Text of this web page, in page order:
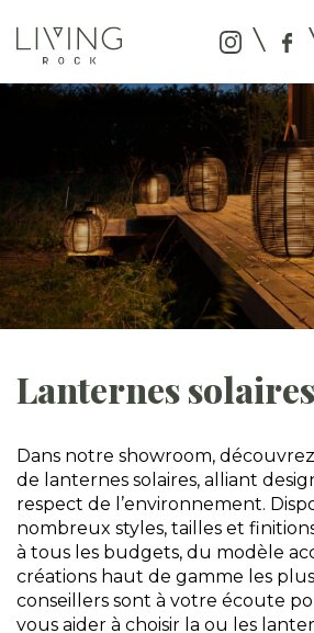
Lanternes solaires
Dans notre showroom,
de lanternes solaires, alliant
respect de l’environnement.
nombreux styles, tailles et
à tous les budgets, du modèle
créations haut de gamme les
conseillers sont à votre écoute
vous aider à choisir la ou les